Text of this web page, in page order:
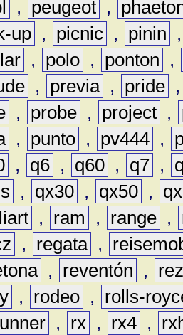
, peugeot ,
up , picnic , pinin
, polo , ponton
,
, previa , pride
, probe , project ,
, punto , pv444 ,
, q6 , q60 , q7 ,
, qx30 , qx50 ,
, ram , range ,
, regata ,
, reventón ,
, rodeo ,
rolls-
, rx , rx4 ,